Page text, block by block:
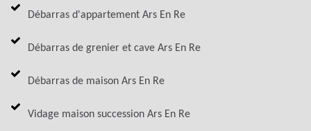
Débarras d'appartement Ars En Re
Débarras de grenier et cave Ars En Re
Débarras de maison Ars En Re
Vidage maison succession Ars En Re